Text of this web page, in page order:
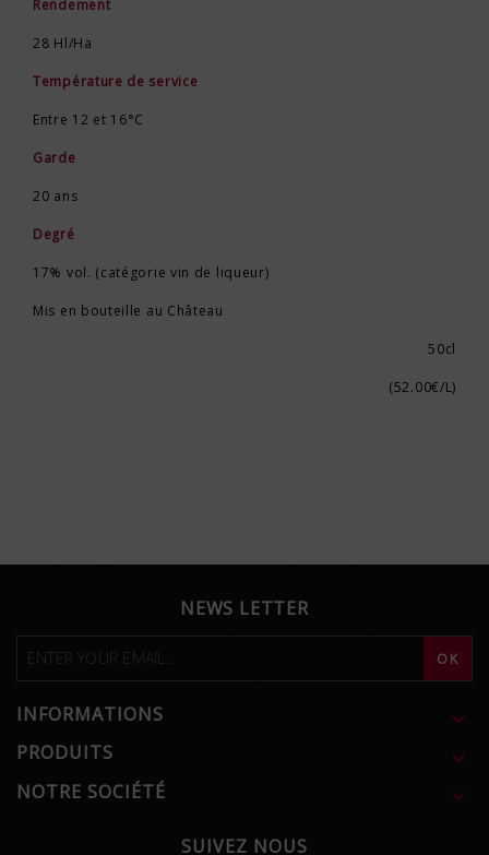
Rendement
28 Hl/Ha
Température de service
Entre 12 et 16°C
Garde
20 ans
Degré
17% vol. (catégorie vin de liqueur)
Mis en bouteille au Château
50cl
(52.00€/L)
NEWS LETTER
INFORMATIONS 
PRODUITS 
NOTRE SOCIÉTÉ 
SUIVEZ NOUS